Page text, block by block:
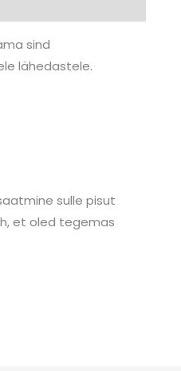
sind
lähedastele.
sulle pisut
et oled tegemas